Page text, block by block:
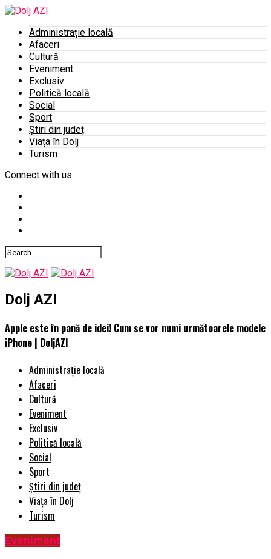
Administrație locală
Afaceri
Cultură
Eveniment
Exclusiv
Politică locală
Social
Sport
Știri din județ
Viața în Dolj
Turism
Connect with us
Dolj AZI
Apple este în pană de idei! Cum se vor numi următoarele modele
iPhone | DoljAZI
Administrație locală
Afaceri
Cultură
Eveniment
Exclusiv
Politică locală
Social
Sport
Știri din județ
Viața în Dolj
Turism
Eveniment